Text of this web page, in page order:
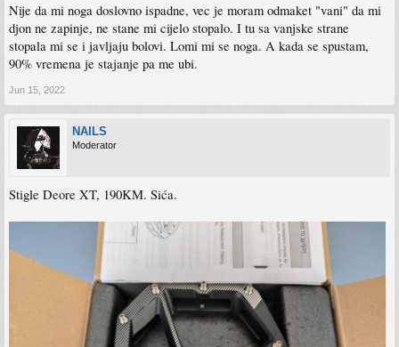
Nije da mi noga doslovno ispadne, vec je moram odmaket "vani" da mi
djon ne zapinje, ne stane mi cijelo stopalo. I tu sa vanjske strane
stopala mi se i javljaju bolovi. Lomi mi se noga. A kada se spustam,
90% vremena je stajanje pa me ubi.
Jun 15, 2022
NAILS
Moderator
Stigle Deore XT, 190KM. Sića.